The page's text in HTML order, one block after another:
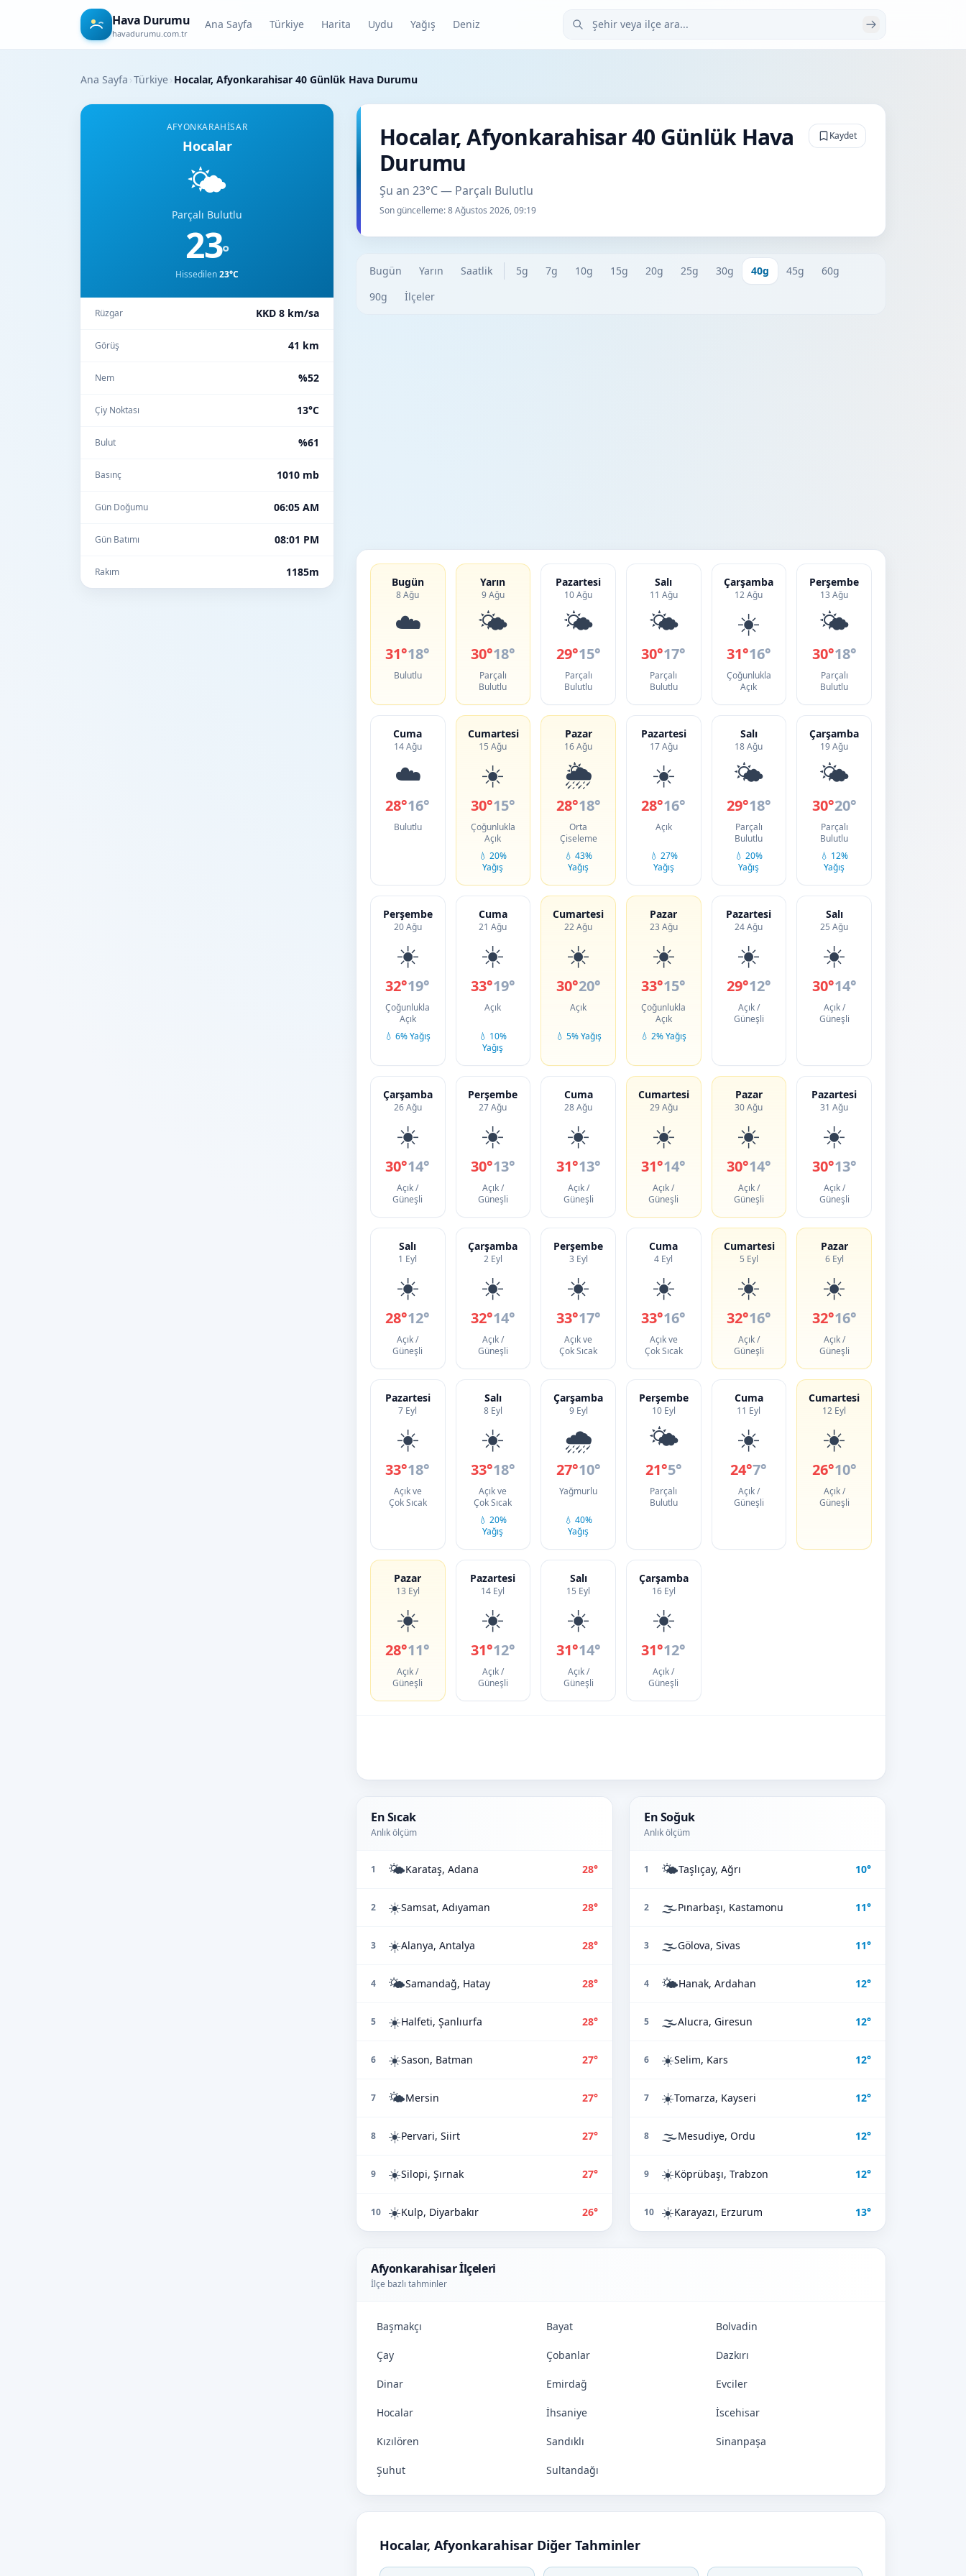
Hava Durumu
havadurumu.com.tr
Ana Sayfa Türkiye Harita Uydu Yağış Deniz Şehir veya ilçe ara
Ana Sayfa ›Türkiye› Hocalar, Afyonkarahisar 40 Günlük Hava Durumu
AFYONKARAHISAR
Hocalar
🌤️
Parçalı Bulutlu
23°
Hissedilen23°C
Rüzgar KKD 8 km/sa
Görüş 41 km
Nem %52
Çiy Noktası 13°C
Bulut %61
Basınç 1010 mb
Gün Doğumu 06:05 AM
Gün Batımı 08:01 PM
Rakım 1185m
Hocalar, Afyonkarahisar 40 Günlük Hava
Durumu
Şu an 23°C — Parçalı Bulutlu
Son güncelleme:8 Ağustos 2026, 09:19
Kaydet
Bugün Yarın Saatlik 5g 7g 10g 15g 20g 25g 30g 40g 45g
60g
90g
İlçeler
Bugün
8 Ağu
☁️
31°18°
Bulutlu
Yarın
9 Ağu
🌤️
30°18°
Parçalı
Bulutlu
Pazartesi
10 Ağu
🌤️
29°15°
Parçalı
Bulutlu
Salı
11 Ağu
🌤️
30°17°
Parçalı
Bulutlu
Çarşamba
12 Ağu
☀️
31°16°
Çoğunlukla
Açık
Perşembe
13 Ağu
🌤️
30°18°
Parçalı
Bulutlu
Cuma
14 Ağu
☁️
28°16°
Bulutlu
Cumartesi
15 Ağu
☀️
30°15°
Çoğunlukla
Açık
💧 20%
Yağış
Pazar
16 Ağu
🌦️
28°18°
Orta
Çiseleme
💧 43%
Yağış
Pazartesi
17 Ağu
☀️
28°16°
Açık
💧 27%
Yağış
Salı
18 Ağu
🌤️
29°18°
Parçalı
Bulutlu
💧 20%
Yağış
Çarşamba
19 Ağu
🌤️
30°20°
Parçalı
Bulutlu
💧 12%
Yağış
Perşembe
20 Ağu
☀️
32°19°
Çoğunlukla
Açık
💧 6% Yağış
Cuma
21 Ağu
☀️
33°19°
Açık
💧 10%
Yağış
Cumartesi
22 Ağu
☀️
30°20°
Açık
💧 5% Yağış
Pazar
23 Ağu
☀️
33°15°
Çoğunlukla
Açık
💧 2% Yağış
Pazartesi
24 Ağu
☀️
29°12°
Açık /
Güneşli
Salı
25 Ağu
☀️
30°14°
Açık /
Güneşli
Çarşamba
26 Ağu
☀️
30°14°
Açık /
Güneşli
Perşembe
27 Ağu
☀️
30°13°
Açık /
Güneşli
Cuma
28 Ağu
☀️
31°13°
Açık /
Güneşli
Cumartesi
29 Ağu
☀️
31°14°
Açık /
Güneşli
Pazar
30 Ağu
☀️
30°14°
Açık /
Güneşli
Pazartesi
31 Ağu
☀️
30°13°
Açık /
Güneşli
Salı
1 Eyl
☀️
28°12°
Açık /
Güneşli
Çarşamba
2 Eyl
☀️
32°14°
Açık /
Güneşli
Perşembe
3 Eyl
☀️
33°17°
Açık ve
Çok Sıcak
Cuma
4 Eyl
☀️
33°16°
Açık ve
Çok Sıcak
Cumartesi
5 Eyl
☀️
32°16°
Açık /
Güneşli
Pazar
6 Eyl
☀️
32°16°
Açık /
Güneşli
Pazartesi
7 Eyl
☀️
33°18°
Açık ve
Çok Sıcak
Salı
8 Eyl
☀️
33°18°
Açık ve
Çok Sıcak
💧 20%
Yağış
Çarşamba
9 Eyl
🌧️
27°10°
Yağmurlu
💧 40%
Yağış
Perşembe
10 Eyl
🌤️
21°5°
Parçalı
Bulutlu
Cuma
11 Eyl
☀️
24°7°
Açık /
Güneşli
Cumartesi
12 Eyl
☀️
26°10°
Açık /
Güneşli
Pazar
13 Eyl
☀️
28°11°
Açık /
Güneşli
Pazartesi
14 Eyl
☀️
31°12°
Açık /
Güneşli
Salı
15 Eyl
☀️
31°14°
Açık /
Güneşli
Çarşamba
16 Eyl
☀️
31°12°
Açık /
Güneşli
En Sıcak
Anlık ölçüm
1 🌤️Karataş, Adana 28°
2 ☀️Samsat, Adıyaman 28°
3 ☀️Alanya, Antalya 28°
4 🌤️Samandağ, Hatay 28°
5 ☀️Halfeti, Şanlıurfa 28°
6 ☀️Sason, Batman 27°
7 🌤️Mersin 27°
8 ☀️Pervari, Siirt 27°
9 ☀️Silopi, Şırnak 27°
10 ☀️Kulp, Diyarbakır 26°
En Soğuk
Anlık ölçüm
1 🌤️Taşlıçay, Ağrı 10°
2 🌫️Pınarbaşı, Kastamonu 11°
3 🌫️Gölova, Sivas 11°
4 🌤️Hanak, Ardahan 12°
5 🌫️Alucra, Giresun 12°
6 ☀️Selim, Kars 12°
7 ☀️Tomarza, Kayseri 12°
8 🌫️Mesudiye, Ordu 12°
9 ☀️Köprübaşı, Trabzon 12°
10 ☀️Karayazı, Erzurum 13°
Afyonkarahisar İlçeleri
İlçe bazlı tahminler
Başmakçı Bayat Bolvadin
Çay Çobanlar Dazkırı
Dinar Emirdağ Evciler
Hocalar İhsaniye İscehisar
Kızılören Sandıklı Sinanpaşa
Şuhut Sultandağı
Hocalar, Afyonkarahisar Diğer Tahminler